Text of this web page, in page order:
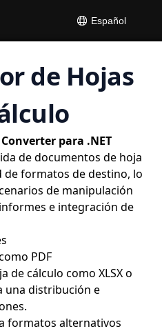
Español
de Hojas
para .NET
de documentos de hoja
de formatos de destino, lo
de manipulación
e integración de
PDF
de cálculo como XLSX o
una distribución e
formatos alternativos